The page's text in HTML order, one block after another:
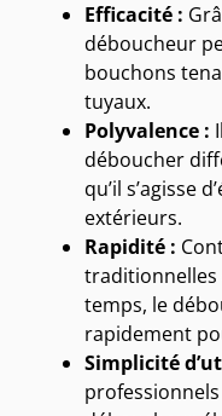
Efficacité :
déboucheur
bouchons
tuyaux.
Polyvalence :
déboucher
qu’il s’agisse
extérieurs.
Rapidité :
temps, le
rapidement
Simplicité